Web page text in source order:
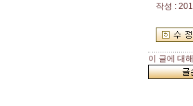
작성 :
이 글에 대